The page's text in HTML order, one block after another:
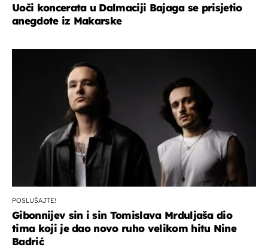
Uoči koncerata u Dalmaciji Bajaga se prisjetio
anegdote iz Makarske
POSLUŠAJTE!
Gibonnijev sin i sin Tomislava Mrduljaša dio
tima koji je dao novo ruho velikom hitu Nine
Badrić